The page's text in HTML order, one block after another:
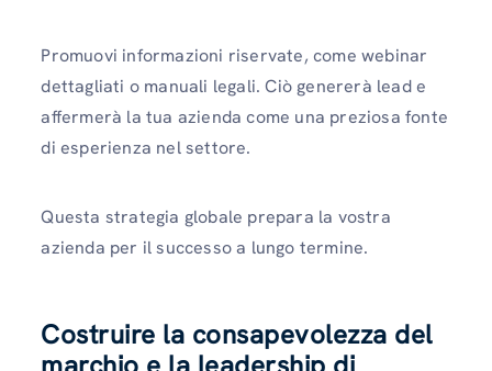
Promuovi informazioni riservate, come webinar
dettagliati o manuali legali. Ciò genererà lead e
affermerà la tua azienda come una preziosa fonte
di esperienza nel settore.
Questa strategia globale prepara la vostra
azienda per il successo a lungo termine.
Costruire la consapevolezza del